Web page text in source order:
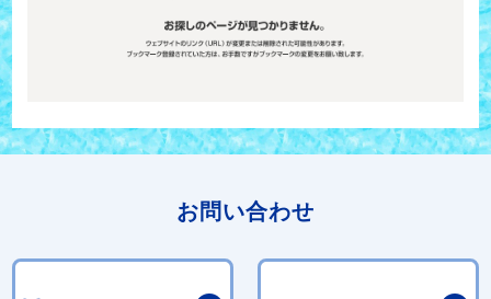
お問い合わせ